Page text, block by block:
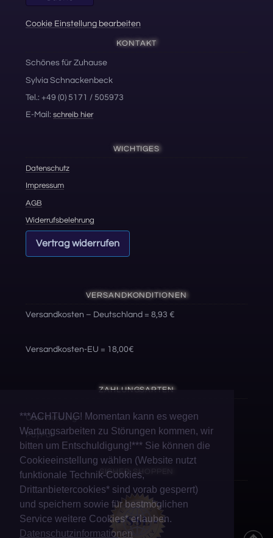
Cookie Einstellung bearbeiten
KONTAKT
Schönes für Zuhause
Sylvia Schnackenbeck
Tel.: +49 (0) 5171 / 505973
E-Mail:schreib hier
WICHTIGES
Datenschutz
Impressum
AGB
Widerrufsbelehrung
Vertrag widerrufen
VERSANDKONDITIONEN
Versandkosten – Deutschland = 8,93 €
Versandkosten-EU = 18,00€
ZAHLUNGSARTEN
Überweisung
PayPal
SICHER SHOPPEN
***ACHTUNG! Momentan kann es wegen
Wartungsarbeiten zu Störungen kommen, wir
bitten um Entschuldigung!*** Sie können die
Cookieeinstellung wählen (Website nutzt
funktionale Technik-Cookies,
Drittanbietercookies* sind vorab gesperrt)
und speichern sowie für bestmöglichen
Service weitere Cookies* erlauben.
Datenschutzinformationen